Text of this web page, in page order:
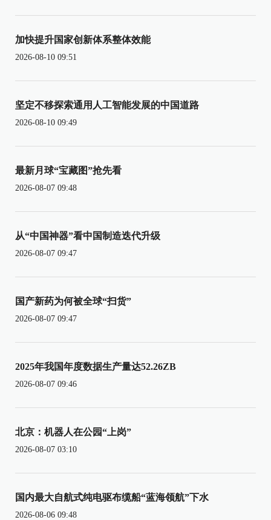
加快提升国家创新体系整体效能
2026-08-10 09:51
坚定不移探索通用人工智能发展的中国道路
2026-08-10 09:49
最新月球“宝藏图”抢先看
2026-08-07 09:48
从“中国神器”看中国制造迭代升级
2026-08-07 09:47
国产新药为何被全球“扫货”
2026-08-07 09:47
2025年我国年度数据生产量达52.26ZB
2026-08-07 09:46
北京：机器人在公园“上岗”
2026-08-07 03:10
国内最大自航式纯电驱布缆船“蓝海领航”下水
2026-08-06 09:48